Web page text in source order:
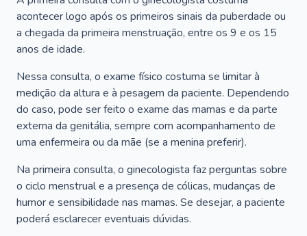
acontecer logo após os primeiros sinais da puberdade ou
a chegada da primeira menstruação, entre os 9 e os 15
anos de idade.
Nessa consulta, o exame físico costuma se limitar à
medição da altura e à pesagem da paciente. Dependendo
do caso, pode ser feito o exame das mamas e da parte
externa da genitália, sempre com acompanhamento de
uma enfermeira ou da mãe (se a menina preferir).
Na primeira consulta, o ginecologista faz perguntas sobre
o ciclo menstrual e a presença de cólicas, mudanças de
humor e sensibilidade nas mamas. Se desejar, a paciente
poderá esclarecer eventuais dúvidas.